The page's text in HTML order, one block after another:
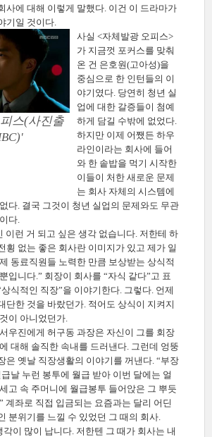
사에 대해 이렇게 말했다. 이건 이 드라마가
기일 것이다.
스(사진출
사실 <자체발광 오피스>
가 지금껏 포커스를 맞춰
온 건 은호원(고아성)을
중심으로 한 인턴들의 이
야기였다. 당연히 청년 실
업에 대한 갈증들이 첨예
하게 담길 수밖에 없었다.
하지만 이제 어쨌든 하우
라인이라는 회사에 들어
와 한 솥밥을 먹기 시작한
이들이 처한 새로운 문제
는 회사 자체의 시스템에
다. 결국 그것이 청년 실업의 문제와도 무관
다.
이런 거 되고 싶은 생각 없습니다. 저한테 하
횡 없는 좋은 회사란 이미지가 있고 제가 일
동료직원들 노력한 만큼 보상받는 상식적
입니다.” 회장이 회사를 “자식 같다”고 표
식적인 직장”을 이야기한다. 그렇다. 언제
단한 것을 바랐던가. 적어도 상식이 지켜지
이 아니었던가.
우진에게 허구동 과장은 자신이 그를 회장
대해 솔직한 속내를 드러낸다. 그런데 엉뚱
은 옛날 직장생활의 이야기를 꺼낸다. “부장
날 누런 봉투에 월급 받아 이번 달에는 얼
고 속 주머니에 월급봉투 들어앉은 그 뿌듯
계좌로 직접 입금되는 요즘과는 달리 어딘
분위기를 느낄 수 있었던 그 때의 회사.
각이 많이 납니다. 저한텐 그 때가 회사는 내